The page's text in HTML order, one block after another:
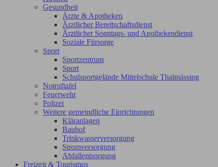
Gesundheit
Ärzte & Apotheken
Ärztlicher Bereitschaftsdienst
Ärztlicher Sonntags- und Apothekendienst
Soziale Fürsorge
Sport
Sportzentrum
Sport
Schulsportgelände Mittelschule Thalmässing
Notruftafel
Feuerwehr
Polizei
Weitere gemeindliche Einrichtungen
Kläranlagen
Bauhof
Trinkwasserversorgung
Stromversorgung
Abfallentsorgung
Freizeit & Tourismus